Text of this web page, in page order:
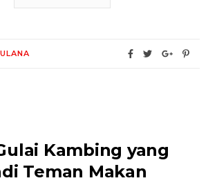
Kambing yang
Teman Makan